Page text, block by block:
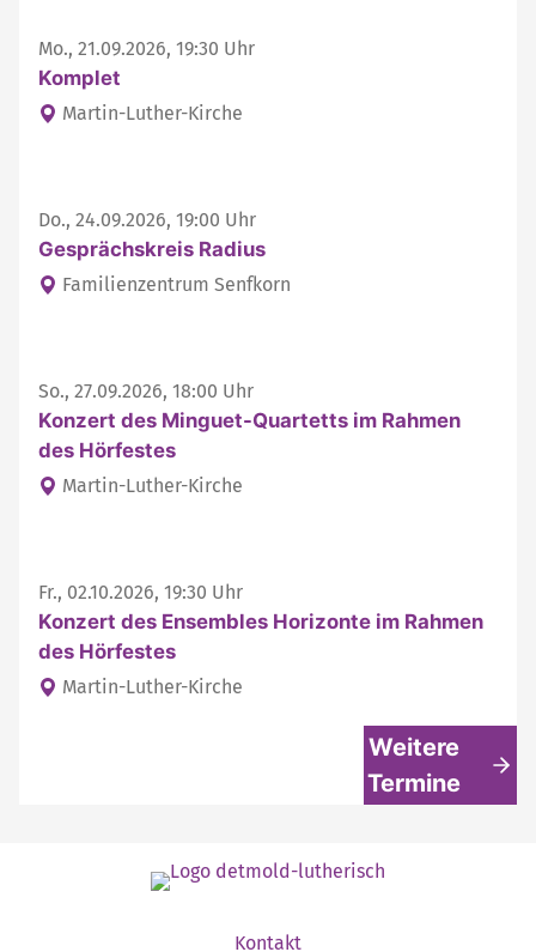
Mo., 21.09.2026, 19:30 Uhr
Komplet
Martin-Luther-Kirche
Do., 24.09.2026, 19:00 Uhr
Gesprächskreis Radius
Familienzentrum Senfkorn
So., 27.09.2026, 18:00 Uhr
Konzert des Minguet-Quartetts im Rahmen
des Hörfestes
Martin-Luther-Kirche
Fr., 02.10.2026, 19:30 Uhr
Konzert des Ensembles Horizonte im Rahmen
des Hörfestes
Martin-Luther-Kirche
Weitere
Termine
Kontakt